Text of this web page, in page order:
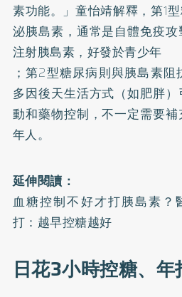
素功能。」童怡靖解釋，第1
泌胰島素，通常是自體免疫
注射胰島素，好發於青少年
；第2型糖尿病則與胰島素
多因後天生活方式（如肥胖
動和藥物控制，不一定需要
年人。
延伸閱讀：
血糖控制不好才打胰島素？
打：越早控糖越好
日花3小時控糖、